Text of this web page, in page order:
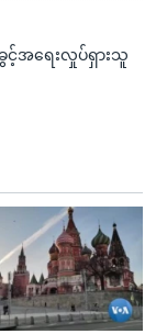
င့်အရေးလှုပ်ရှားသူ